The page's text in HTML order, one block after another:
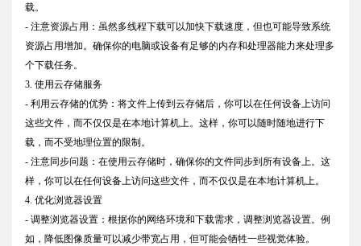
载。
- 注意资源占用：虽然多线程下载可以加快下载速度，但也可能导致系统
资源占用增加。确保你的电脑或设备有足够的内存和处理器能力来处理多
个下载任务。
3. 使用云存储服务
- 利用云存储的优势：将文件上传到云存储后，你可以在任何设备上访问
这些文件，而不仅仅是在本地计算机上。这样，你可以随时随地进行下
载，而不受地理位置的限制。
- 注意同步问题：在使用云存储时，确保你的文件同步到所有设备上。这
样，你可以在任何设备上访问这些文件，而不仅仅是在本地计算机上。
4. 优化浏览器设置
- 调整浏览器设置：根据你的网络环境和下载需求，调整浏览器设置。例
如，降低图像质量可以减少带宽占用，但可能会牺牲一些视觉体验。